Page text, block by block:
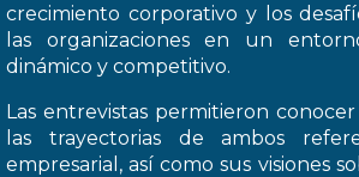
crecimiento corporativo y los
las organizaciones en un
dinámico y competitivo.
Las entrevistas permitieron
las trayectorias de ambos
empresarial, así como sus visiones